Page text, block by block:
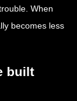
When
becomes less
built